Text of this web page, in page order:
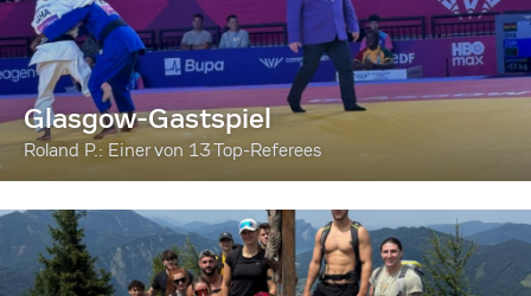
Glasgow-Gastspiel
Roland P.: Einer von 13 Top-Referees